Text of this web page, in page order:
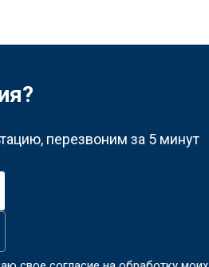
перезвоним за 5 минут